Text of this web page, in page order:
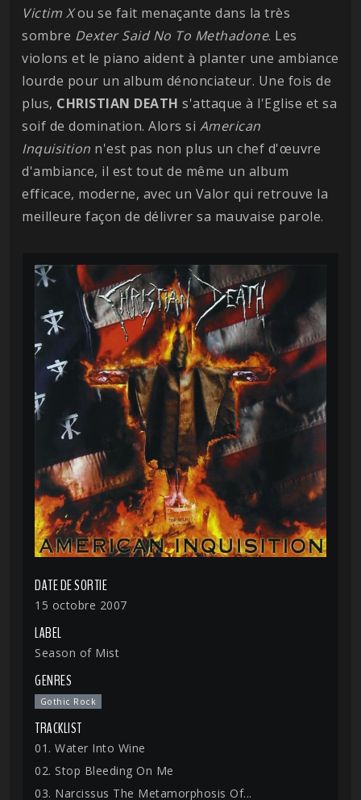
Victim Xou se fait menaçante dans la très
sombre Dexter Said No To Methadone. Les
violons et le piano aident à planter une ambiance
lourde pour un album dénonciateur. Une fois de
plus, CHRISTIAN DEATH s'attaque à l'Eglise et sa
soif de domination. Alors si American
Inquisition n'est pas non plus un chef d'œuvre
d'ambiance, il est tout de même un album
efficace, moderne, avec un Valor qui retrouve la
meilleure façon de délivrer sa mauvaise parole.
DATE DE SORTIE
15 octobre 2007
LABEL
Season of Mist
GENRES
Gothic Rock
TRACKLIST
01. Water Into Wine
02. Stop Bleeding On Me
03. Narcissus The Metamorphosis Of...